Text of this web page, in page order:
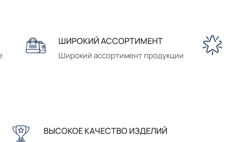
ШИРОКИЙ АССОРТИМЕНТ
Широкий ассортимент продукции
ВЫСОКОЕ КАЧЕСТВО ИЗДЕЛИЙ